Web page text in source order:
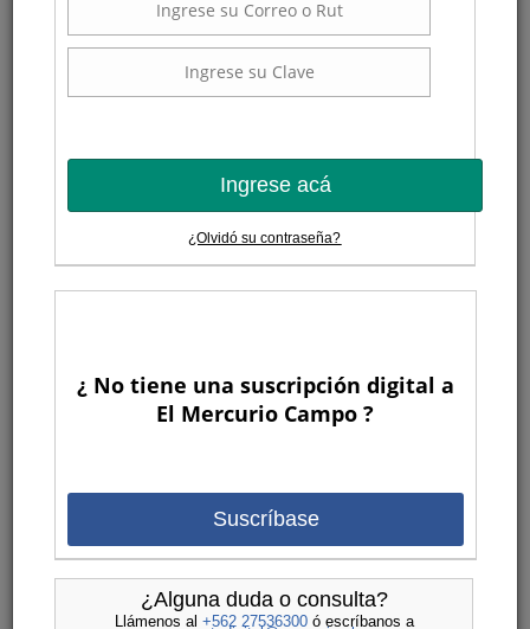
Ingrese acá
¿Olvidó su contraseña?
¿ No tiene una suscripción digital a
El Mercurio Campo ?
Suscríbase
¿Alguna duda o consulta?
Llámenos al +562 27536300ó escríbanos a